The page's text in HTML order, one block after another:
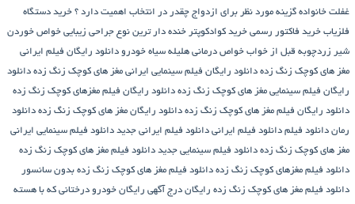
غفلت خانواده گزینه مورد نظر برای ازدواج چقدر در انتخاب اهمیت دارد ؟ خرید دستگاه
فلزیاب خرید فاکتور رسمی خرید کوادکوپتر خنده دار ترین نوع جراحی زیبایی خواص خوردن
شیر زردچوبه قبل از خواب خواص درمانی هلیله سیاه خودرو دانلود رایگان فیلم ایرانی
مغز های کوچک زنگ زده دانلود رایگان فیلم سینمایی ایرانی مغز های کوچک زنگ زده دانلود
رایگان فیلم سینمایی مغز های کوچک زنگ زده دانلود رایگان فیلم مغزهای کوچک زنگ زده
دانلود رایگان فیلم مغز های کوچک زنگ زده دانلود رایگان مغز های کوچک زنگ زده دانلود
رمان دانلود فیلم دانلود فیلم ایرانی دانلود فیلم ایرانی جدید دانلود فیلم سینمایی ایرانی
مغز های کوچک زنگ زده دانلود فیلم سینمایی جدید دانلود فیلم مغز های کوچک زنگ زده
دانلود فیلم مغزهای کوچک زنگ زده دانلود فیلم مغز های کوچک زنگ زده بدون سانسور
دانلود فیلم مغز های کوچک زنگ زده رایگان درج آگهی رایگان خودرو درختانی که با هسته